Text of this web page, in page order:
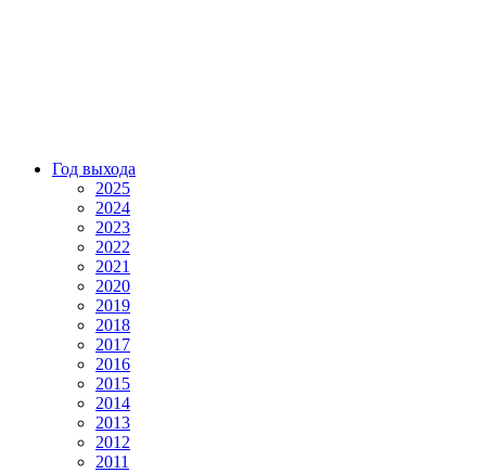
Год выхода
2025
2024
2023
2022
2021
2020
2019
2018
2017
2016
2015
2014
2013
2012
2011